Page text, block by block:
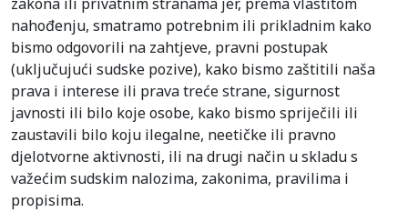
nahođenju, smatramo potrebnim ili prikladnim kako
bismo odgovorili na zahtjeve, pravni postupak
(uključujući sudske pozive), kako bismo zaštitili naša
prava i interese ili prava treće strane, sigurnost
javnosti ili bilo koje osobe, kako bismo spriječili ili
zaustavili bilo koju ilegalne, neetičke ili pravno
djelotvorne aktivnosti, ili na drugi način u skladu s
važećim sudskim nalozima, zakonima, pravilima i
propisima.